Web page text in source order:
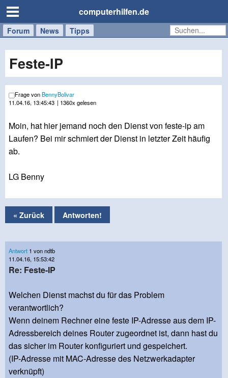
computerhilfen.de
Forum News Tipps
Handy
Tablet
Windows
Mac
Feste-IP
Frage vonBennyBolivar
11.04.16, 13:45:43 | 1360x gelesen
Moin, hat hier jemand noch den Dienst von feste-ip am
Laufen? Bei mir schmiert der Dienst in letzter Zeit häufig
ab.
LG Benny
« Zurück Antworten!
Antwort 1 von ndtb
11.04.16, 15:53:42
Re: Feste-IP
Welchen Dienst machst du für das Problem
verantwortlich?
Wenn deinem Rechner eine feste IP-Adresse aus dem IP-
Adressbereich deines Router zugeordnet ist, dann hast du
das sicher im Router konfiguriert und gespeichert.
(IP-Adresse mit MAC-Adresse des Netzwerkadapter
verknüpft)